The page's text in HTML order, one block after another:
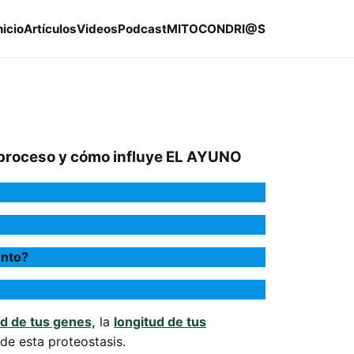
ArtículosVideosPodcastMITOCONDRI@S
y cómo influye EL AYUNO
de tus genes, la longitud de tus
esta proteostasis.